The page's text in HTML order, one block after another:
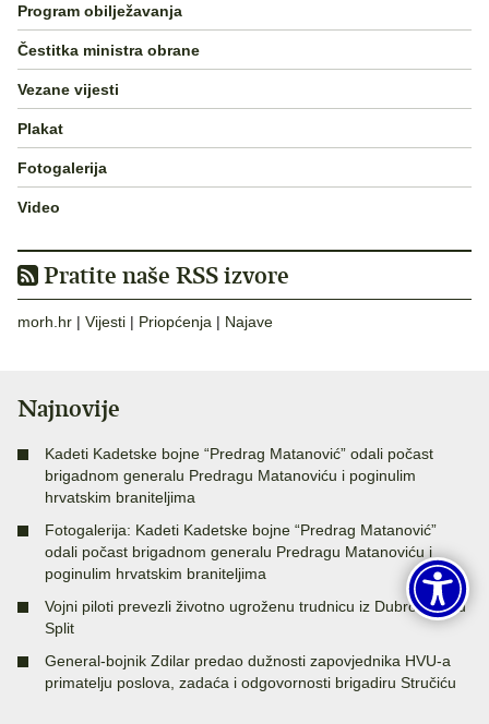
Program obilježavanja
Čestitka ministra obrane
Vezane vijesti
Plakat
Fotogalerija
Video
Pratite naše RSS izvore
morh.hr | Vijesti | Priopćenja | Najave
Najnovije
Kadeti Kadetske bojne “Predrag Matanović” odali počast
brigadnom generalu Predragu Matanoviću i poginulim
hrvatskim braniteljima
Fotogalerija: Kadeti Kadetske bojne “Predrag Matanović”
odali počast brigadnom generalu Predragu Matanoviću i
poginulim hrvatskim braniteljima
Vojni piloti prevezli životno ugroženu trudnicu iz Dubrovnika u
Split
General-bojnik Zdilar predao dužnosti zapovjednika HVU-a
primatelju poslova, zadaća i odgovornosti brigadiru Stručiću